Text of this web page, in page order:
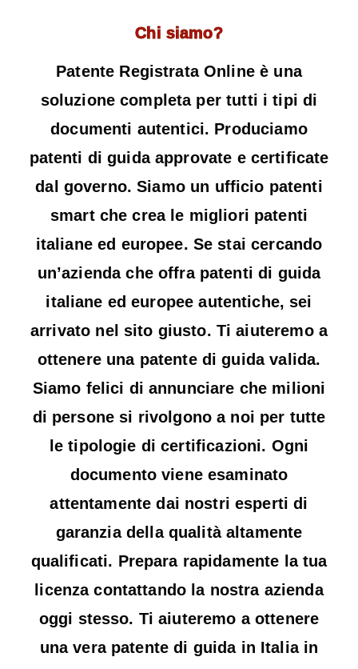
Chi siamo?
Patente Registrata Online è una
soluzione completa per tutti i tipi di
documenti autentici. Produciamo
patenti di guida approvate e certificate
dal governo. Siamo un ufficio patenti
smart che crea le migliori patenti
italiane ed europee. Se stai cercando
un’azienda che offra patenti di guida
italiane ed europee autentiche, sei
arrivato nel sito giusto. Ti aiuteremo a
ottenere una patente di guida valida.
Siamo felici di annunciare che milioni
di persone si rivolgono a noi per tutte
le tipologie di certificazioni. Ogni
documento viene esaminato
attentamente dai nostri esperti di
garanzia della qualità altamente
qualificati. Prepara rapidamente la tua
licenza contattando la nostra azienda
oggi stesso. Ti aiuteremo a ottenere
una vera patente di guida in Italia in